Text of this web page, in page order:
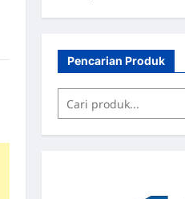
Pencarian Produk